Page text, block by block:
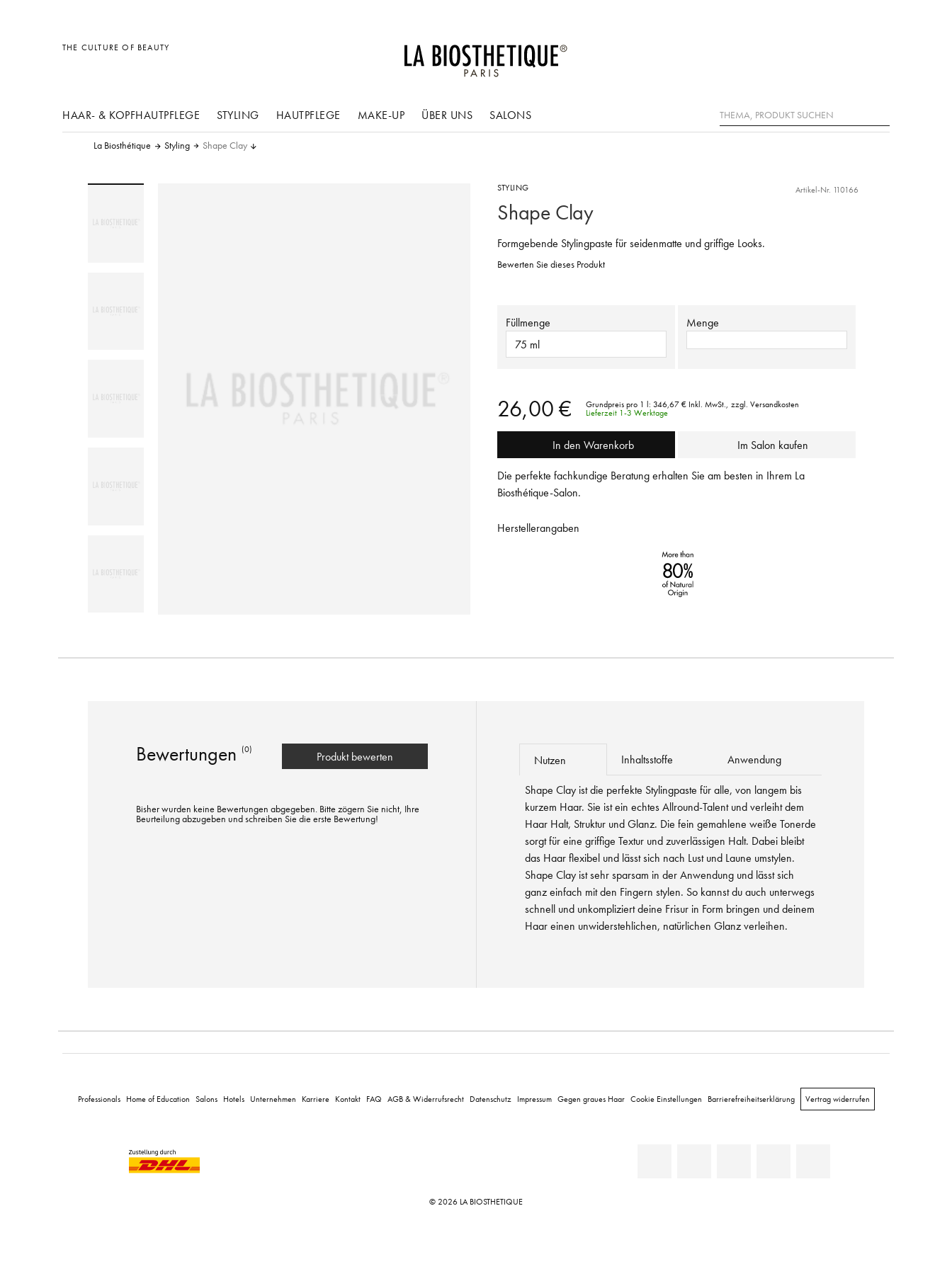
THE CULTURE OF BEAUTY
HAAR- & KOPFHAUTPFLEGE STYLING
Sonstiges
HAUTPFLEGE MAKE-UP ÜBER UNS SALONS Suche
La Biosthétique Styling Shape Clay
STYLING Artikel-Nr. 110166
Shape Clay
Formgebende Stylingpaste für seidenmatte und griffige Looks.
Bewerten Sie dieses Produkt
Füllmenge
75 ml
Menge
26,00 € Grundpreis pro 1 l: 346,67 € Inkl. MwSt., zzgl. Versandkosten
Lieferzeit 1-3 Werktage
In den Warenkorb Im Salon kaufen
Die perfekte fachkundige Beratung erhalten Sie am besten in Ihrem La
Biosthétique-Salon.
Herstellerangaben
Bewertungen (0)
Produkt bewerten
Bisher wurden keine Bewertungen abgegeben. Bitte zögern Sie nicht, Ihre
Beurteilung abzugeben und schreiben Sie die erste Bewertung!
Nutzen Inhaltsstoffe Anwendung
Shape Clay ist die perfekte Stylingpaste für alle, von langem bis
kurzem Haar. Sie ist ein echtes Allround-Talent und verleiht dem
Haar Halt, Struktur und Glanz. Die fein gemahlene weiße Tonerde
sorgt für eine griffige Textur und zuverlässigen Halt. Dabei bleibt
das Haar flexibel und lässt sich nach Lust und Laune umstylen.
Shape Clay ist sehr sparsam in der Anwendung und lässt sich
ganz einfach mit den Fingern stylen. So kannst du auch unterwegs
schnell und unkompliziert deine Frisur in Form bringen und deinem
Haar einen unwiderstehlichen, natürlichen Glanz verleihen.
Professionals Home of Education Salons Hotels Unternehmen Karriere Kontakt FAQ AGB & Widerrufsrecht Datenschutz Impressum Gegen graues Haar Cookie Einstellungen Barrierefreiheitserklärung Vertrag widerrufen
© 2026 LA BIOSTHETIQUE